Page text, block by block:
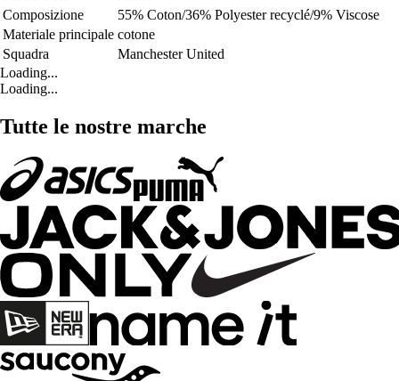
Composizione
55% Coton/36% Polyester recyclé/9% Viscose
Materiale principale cotone
Squadra
Manchester United
Loading...
Loading...
Tutte le nostre marche